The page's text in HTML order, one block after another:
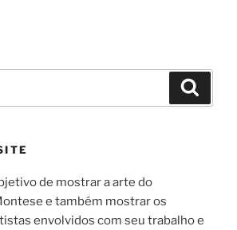
de mostrar a arte do
e também mostrar os
envolvidos com seu trabalho e